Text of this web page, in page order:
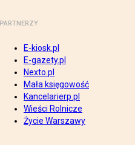
PARTNERZY
E-kiosk.pl
E-gazety.pl
Nexto.pl
Mała księgowość
Kancelarierp.pl
Wieści Rolnicze
Życie Warszawy